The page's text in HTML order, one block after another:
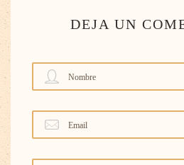
DEJA UN
Nombre
Email